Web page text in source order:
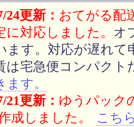
24更新： おてがる配
に対応しました。 オ
ます。対応が遅れ
は宅急便コンパクト
ます。
21更新： ゆうパック
成しました。
こち